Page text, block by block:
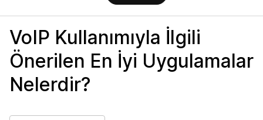
VoIP Kullanımıyla İlgili
Önerilen En İyi Uygulamalar
Nelerdir?